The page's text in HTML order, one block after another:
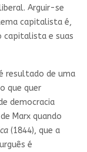
Arguir-se
capitalista é,
capitalista e suas
resultado de uma
que quer
democracia
Marx quando
(1844), que a
é